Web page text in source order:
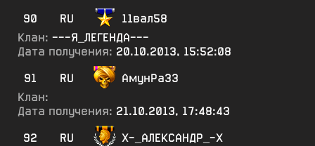
90
RU
11вал58
Клан: ---Я_ЛЕГЕНДА---
Дата получения: 20.10.2013, 15:52:08
91
RU
АмунРа33
Клан:
Дата получения: 21.10.2013, 17:48:43
92
RU
Х-_АЛЕКСАНДР_-Х